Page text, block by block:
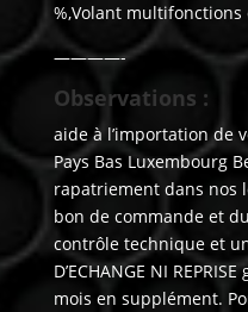
%,Volant
————-
Observations :
aide à l’importation de
Pays Bas Luxembourg
rapatriement dans nos
bon de commande et
contrôle technique et
D’ECHANGE NI
mois en supplément.